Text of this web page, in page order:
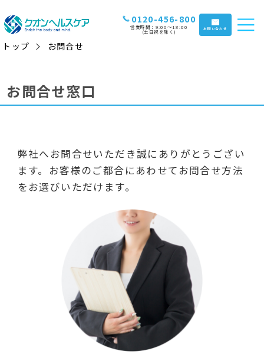
0120-456-800
営業時間：9:00〜18:00
(土日祝を除く) お問い合わせ
トップ お問合せ
お問合せ窓口
弊社へお問合せいただき誠にありがとうござい
ます。お客様のご都合にあわせてお問合せ方法
をお選びいただけます。